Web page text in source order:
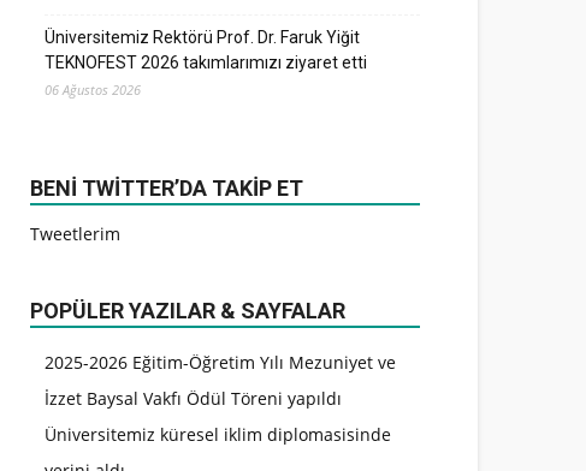
Üniversitemiz Rektörü Prof. Dr. Faruk Yiğit
TEKNOFEST 2026 takımlarımızı ziyaret etti
06 Ağustos 2026
BENI TWITTER’DA TAKIP ET
Tweetlerim
POPÜLER YAZILAR & SAYFALAR
2025-2026 Eğitim-Öğretim Yılı Mezuniyet ve
İzzet Baysal Vakfı Ödül Töreni yapıldı
Üniversitemiz küresel iklim diplomasisinde